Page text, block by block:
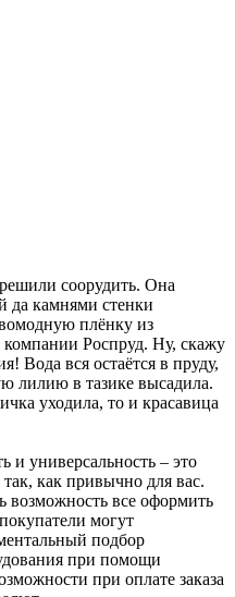
соорудить. Она
да камнями стенки
плёнку из
Роспруд. Ну, скажу
Вода вся остаётся в пруду,
лилию в тазике высадила.
уходила, то и красавица
и универсальность – это
как привычно для вас.
возможность все оформить
могут
подбор
при помощи
при оплате заказа